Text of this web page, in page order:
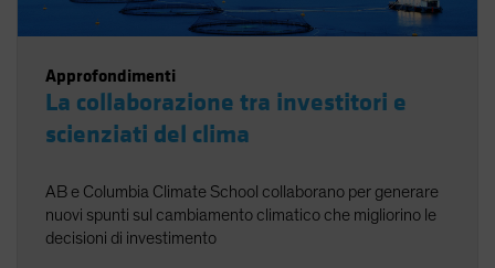
Approfondimenti
La collaborazione tra investitori e
scienziati del clima
AB e Columbia Climate School collaborano per generare
nuovi spunti sul cambiamento climatico che migliorino le
decisioni di investimento